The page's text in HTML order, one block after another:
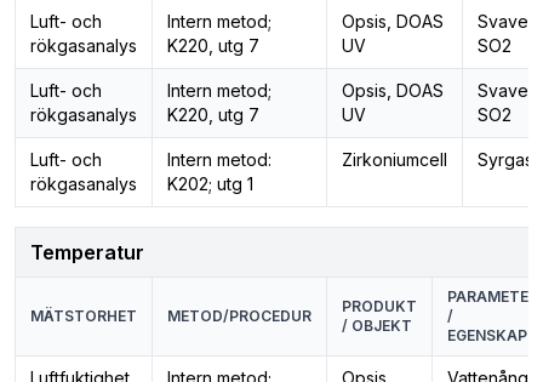
Luft- och
rökgasanalys
Intern metod;
K220, utg 7
Opsis, DOAS
UV
SO2
Luft- och
rökgasanalys
Intern metod;
K220, utg 7
Opsis, DOAS
UV
SO2
Luft- och
rökgasanalys
Intern metod:
K202; utg 1
Zirkoniumcell Syrgas,
Temperatur
MÄTSTORHET METOD/PROCEDUR
PRODUKT
/ OBJEKT
PARAMETER
/
Luftfuktighet
Intern metod;
Opsis,
Vattenånga,